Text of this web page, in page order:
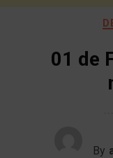
01 de
By